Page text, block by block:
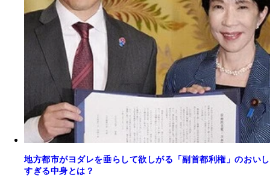
地方都市がヨダレを垂らして欲しがる「副首都利権」のおいし
すぎる中身とは？